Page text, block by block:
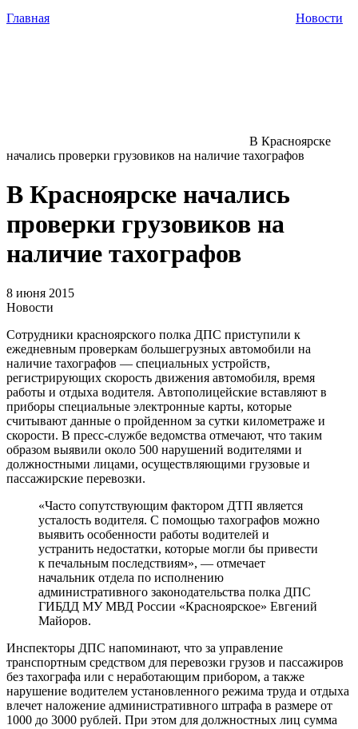
Главная Новости
В Красноярске
начались проверки грузовиков на наличие тахографов
В Красноярске начались
проверки грузовиков на
наличие тахографов
8 июня 2015
Новости
Сотрудники красноярского полка ДПС приступили к
ежедневным проверкам большегрузных автомобили на
наличие тахографов — специальных устройств,
регистрирующих скорость движения автомобиля, время
работы и отдыха водителя. Автополицейские вставляют в
приборы специальные электронные карты, которые
считывают данные о пройденном за сутки километраже и
скорости. В пресс-службе ведомства отмечают, что таким
образом выявили около 500 нарушений водителями и
должностными лицами, осуществляющими грузовые и
пассажирские перевозки.
«Часто сопутствующим фактором ДТП является
усталость водителя. С помощью тахографов можно
выявить особенности работы водителей и
устранить недостатки, которые могли бы привести
к печальным последствиям», — отмечает
начальник отдела по исполнению
административного законодательства полка ДПС
ГИБДД МУ МВД России «Красноярское» Евгений
Майоров.
Инспекторы ДПС напоминают, что за управление
транспортным средством для перевозки грузов и пассажиров
без тахографа или с неработающим прибором, а также
нарушение водителем установленного режима труда и отдыха
влечет наложение административного штрафа в размере от
1000 до 3000 рублей. При этом для должностных лиц сумма